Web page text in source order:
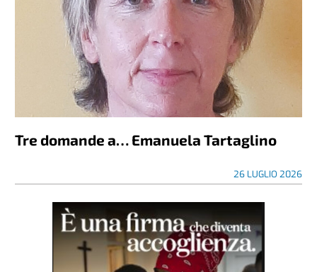
Tre domande a… Emanuela Tartaglino
26 LUGLIO 2026